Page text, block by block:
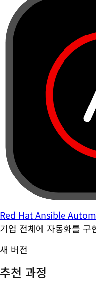
Red Hat Ansible
기업 전체에 자동화를 구
새 버전
추천 과정